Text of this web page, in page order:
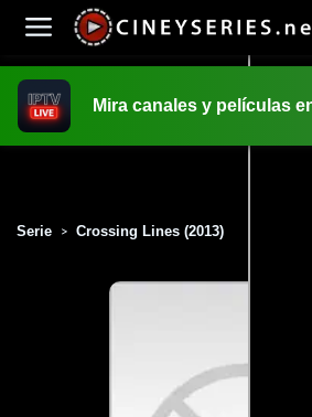
Mira canales y películas
Serie > Crossing Lines (2013)